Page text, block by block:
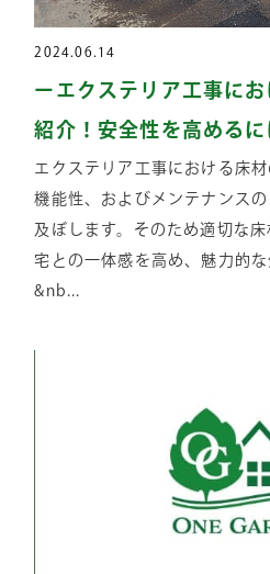
2024.06.14
ーエクステリア工事に
紹介！安全性を高めるに
エクステリア工事における床
機能性、およびメンテナンス
及ぼします。そのため適切な
宅との一体感を高め、魅力的な
&nb...